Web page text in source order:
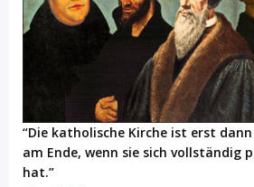
“Die katholische Kirche ist erst
am Ende, wenn sie sich vollständig
hat.”